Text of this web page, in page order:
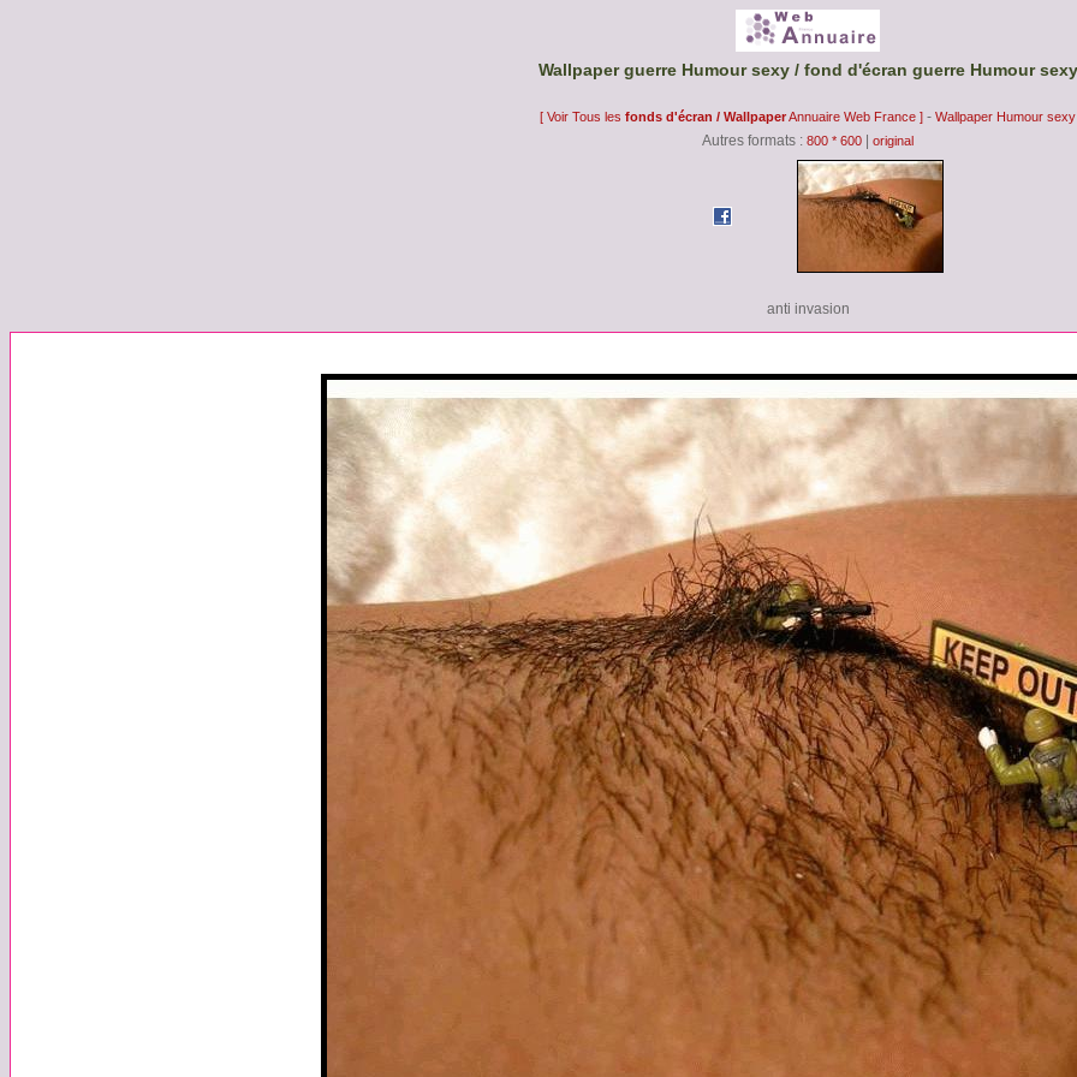
Wallpaper guerre Humour sexy / fond d'écran guerre Humour sexy
[ Voir Tous les fonds d'écran / WallpaperAnnuaire Web France ] - Wallpaper Humour sexy
Autres formats : 800 * 600 original
anti invasion